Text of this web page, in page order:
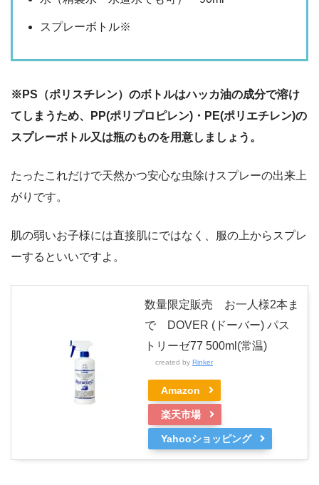
スプレーボトル※
※PS（ポリスチレン）のボトルはハッカ油の成分で溶け
てしまうため、PP(ポリプロピレン)・PE(ポリエチレン)の
スプレーボトル又は瓶のものを用意しましょう。
たったこれだけで天然かつ安心な虫除けスプレーの出来上
がりです。
肌の弱いお子様には直接肌にではなく、服の上からスプレ
ーするといいですよ。
数量限定販売 お一人様2本ま
で DOVER (ドーバー) パス
トリーゼ77 500ml(常温)
created by Rinker
Amazon
楽天市場
Yahooショッピング